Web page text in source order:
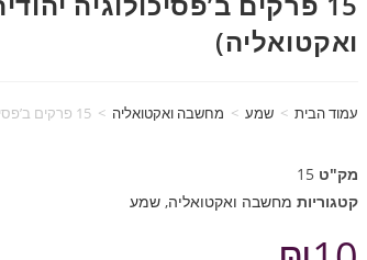
ואקטואליה)
עמוד הבית > שמע > מחשבה ואקטואליה > 15 פרקים ב’פסיכולוגיה יהודית’ (מחשבה ואקטואליה)
מק"ט 15
קטגוריות מחשבה ואקטואליה, שמע